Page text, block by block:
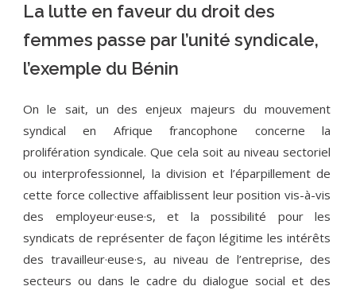
La lutte en faveur du droit des
femmes passe par l’unité syndicale,
l’exemple du Bénin
On le sait, un des enjeux majeurs du mouvement
syndical en Afrique francophone concerne la
prolifération syndicale. Que cela soit au niveau sectoriel
ou interprofessionnel, la division et l’éparpillement de
cette force collective affaiblissent leur position vis-à-vis
des employeur·euse·s, et la possibilité pour les
syndicats de représenter de façon légitime les intérêts
des travailleur·euse·s, au niveau de l’entreprise, des
secteurs ou dans le cadre du dialogue social et des